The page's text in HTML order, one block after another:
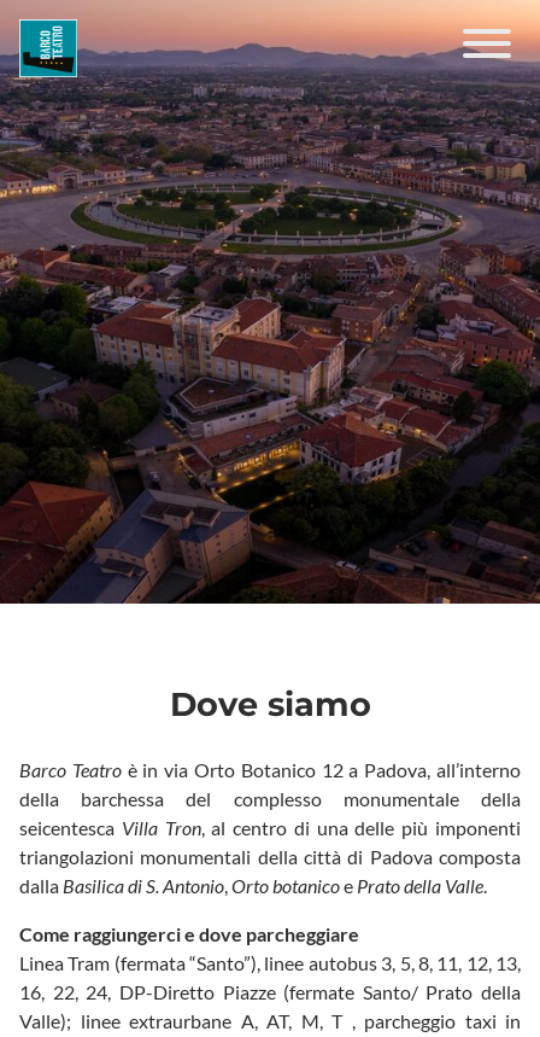
Dove siamo
Barco Teatroè in via Orto Botanico 12 a Padova, all’interno
della barchessa del complesso monumentale della
seicentesca Villa Tron, al centro di una delle più imponenti
triangolazioni monumentali della città di Padova composta
dalla Basilica di S. Antonio,Orto botanicoe Prato della Valle.
Come raggiungerci e dove parcheggiare
Linea Tram (fermata “Santo”), linee autobus 3, 5, 8, 11, 12, 13,
16, 22, 24, DP-Diretto Piazze (fermate Santo/ Prato della
Valle); linee extraurbane A, AT, M, T , parcheggio taxi in